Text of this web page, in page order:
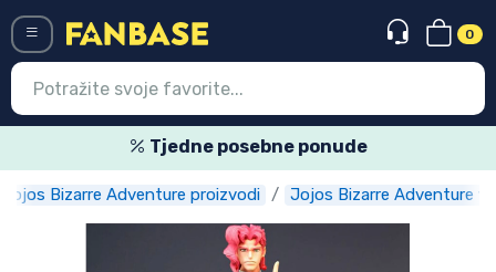
0
Tjedne posebne ponude
Jojos Bizarre Adventure proizvodi Jojos Bizarre Adventure
Ulazak Registracija
Najnovije proizvodi